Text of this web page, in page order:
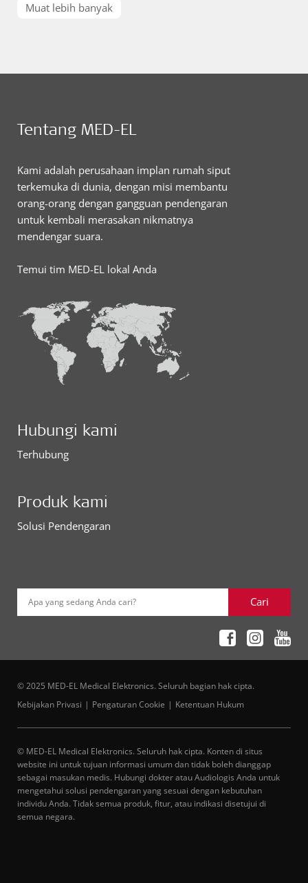
Muat lebih banyak
Tentang MED-EL
Kami adalah perusahaan implan rumah siput
terkemuka di dunia, dengan misi membantu
orang-orang dengan gangguan pendengaran
untuk kembali merasakan nikmatnya
mendengar suara.
Temui tim MED-EL lokal Anda
Hubungi kami
Terhubung
Produk kami
Solusi Pendengaran
Apa yang sedang Anda cari? Cari
© 2025 MED-EL Medical Elektronics. Seluruh bagian hak cipta.
Kebijakan Privasi
Pengaturan Cookie Ketentuan Hukum
© MED-EL Medical Elektronics. Seluruh hak cipta. Konten di situs
website ini untuk tujuan informasi umum dan tidak boleh dianggap
sebagai masukan medis. Hubungi dokter atau Audiologis Anda untuk
mengetahui solusi pendengaran yang sesuai dengan kebutuhan
individu Anda. Tidak semua produk, fitur, atau indikasi disetujui di
semua negara.